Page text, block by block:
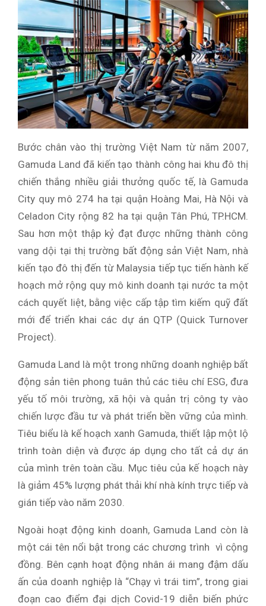
Bước chân vào thị trường Việt Nam từ năm 2007,
Gamuda Land đã kiến tạo thành công hai khu đô thị
chiến thắng nhiều giải thưởng quốc tế, là Gamuda
City quy mô 274 ha tại quận Hoàng Mai, Hà Nội và
Celadon City rộng 82 ha tại quận Tân Phú, TP.HCM.
Sau hơn một thập kỷ đạt được những thành công
vang dội tại thị trường bất động sản Việt Nam, nhà
kiến tạo đô thị đến từ Malaysia tiếp tục tiến hành kế
hoạch mở rộng quy mô kinh doanh tại nước ta một
cách quyết liệt, bằng việc cấp tập tìm kiếm quỹ đất
mới để triển khai các dự án QTP (Quick Turnover
Project).
Gamuda Land là một trong những doanh nghiệp bất
động sản tiên phong tuân thủ các tiêu chí ESG, đưa
yếu tố môi trường, xã hội và quản trị công ty vào
chiến lược đầu tư và phát triển bền vững của mình.
Tiêu biểu là kế hoạch xanh Gamuda, thiết lập một lộ
trình toàn diện và được áp dụng cho tất cả dự án
của mình trên toàn cầu. Mục tiêu của kế hoạch này
là giảm 45% lượng phát thải khí nhà kính trực tiếp và
gián tiếp vào năm 2030.
Ngoài hoạt động kinh doanh, Gamuda Land còn là
một cái tên nổi bật trong các chương trình vì cộng
đồng. Bên cạnh hoạt động nhân ái mang đậm dấu
ấn của doanh nghiệp là “Chạy vì trái tim”, trong giai
đoạn cao điểm đại dịch Covid-19 diễn biến phức